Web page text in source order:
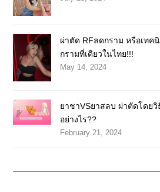
ผ่าตัด RFลดกราม หรือเทค
กรามที่เดียวในไทย!!!
May 14, 2024
ยาชาVSยาสลบ ผ่าตัดโดย
อย่างไร??
February 21, 2024